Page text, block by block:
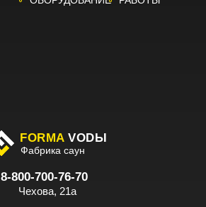
FORMA VODЫ
8-800-700-76-70
Чехова, 21а
Фабрика саун